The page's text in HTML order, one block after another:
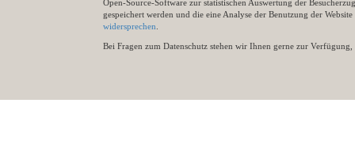
Open-Source-Software zur statistischen Auswertung der
gespeichert werden und die eine Analyse der Benutzung der
widersprechen
Bei Fragen zum Datenschutz stehen wir Ihnen gerne zur